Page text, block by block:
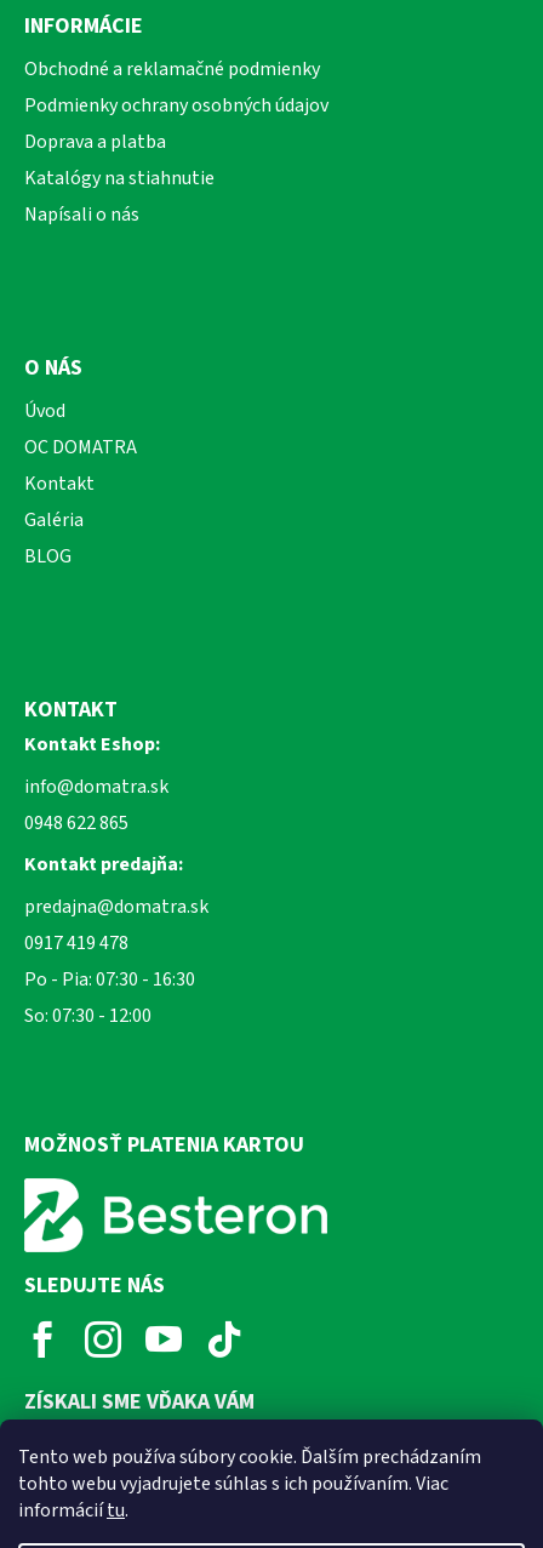
Tento web používa súbory cookie. Ďalším prechádzaním
tohto webu vyjadrujete súhlas s ich používaním. Viac
informáciítu.
INFORMÁCIE
Obchodné a reklamačné podmienky
Podmienky ochrany osobných údajov
Doprava a platba
Katalógy na stiahnutie
Napísali o nás
O NÁS
Úvod
OC DOMATRA
Kontakt
Galéria
BLOG
KONTAKT
Kontakt Eshop:
info@domatra.sk
0948 622 865
Kontakt predajňa:
predajna@domatra.sk
0917 419 478
Po - Pia: 07:30 - 16:30
So: 07:30 - 12:00
MOŽNOSŤ PLATENIA KARTOU
SLEDUJTE NÁS
ZÍSKALI SME VĎAKA VÁM